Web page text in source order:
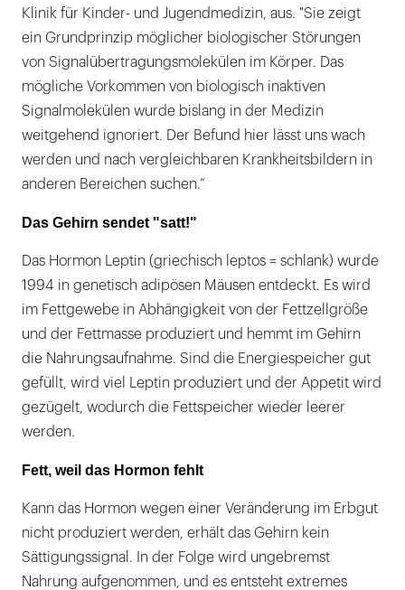
Klinik für Kinder- und Jugendmedizin, aus. "Sie zeigt
ein Grundprinzip möglicher biologischer Störungen
von Signalübertragungsmolekülen im Körper. Das
mögliche Vorkommen von biologisch inaktiven
Signalmolekülen wurde bislang in der Medizin
weitgehend ignoriert. Der Befund hier lässt uns wach
werden und nach vergleichbaren Krankheitsbildern in
anderen Bereichen suchen.“
Das Gehirn sendet "satt!"
Das Hormon Leptin (griechisch leptos = schlank) wurde
1994 in genetisch adipösen Mäusen entdeckt. Es wird
im Fettgewebe in Abhängigkeit von der Fettzellgröße
und der Fettmasse produziert und hemmt im Gehirn
die Nahrungsaufnahme. Sind die Energiespeicher gut
gefüllt, wird viel Leptin produziert und der Appetit wird
gezügelt, wodurch die Fettspeicher wieder leerer
werden.
Fett, weil das Hormon fehlt
Kann das Hormon wegen einer Veränderung im Erbgut
nicht produziert werden, erhält das Gehirn kein
Sättigungssignal. In der Folge wird ungebremst
Nahrung aufgenommen, und es entsteht extremes